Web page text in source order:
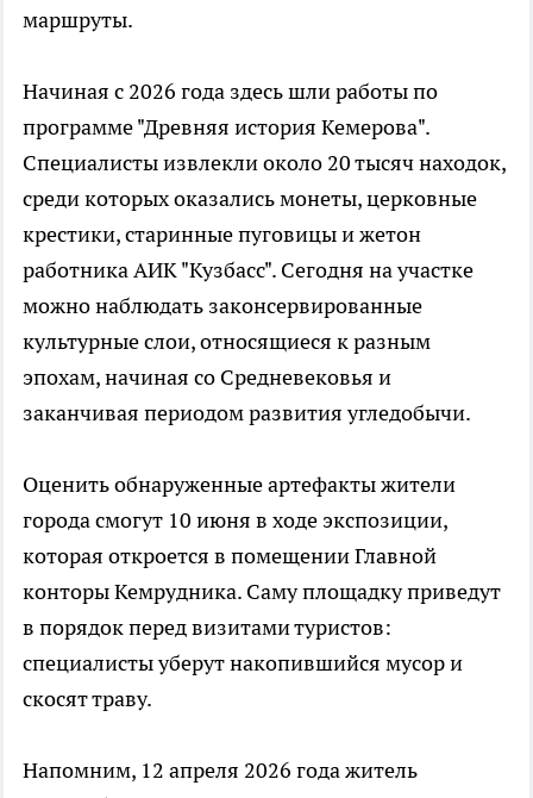
маршруты.
Начиная с 2026 года здесь шли работы по
программе "Древняя история Кемерова".
Специалисты извлекли около 20 тысяч находок,
среди которых оказались монеты, церковные
крестики, старинные пуговицы и жетон
работника АИК "Кузбасс". Сегодня на участке
можно наблюдать законсервированные
культурные слои, относящиеся к разным
эпохам, начиная со Средневековья и
заканчивая периодом развития угледобычи.
Оценить обнаруженные артефакты жители
города смогут 10 июня в ходе экспозиции,
которая откроется в помещении Главной
конторы Кемрудника. Саму площадку приведут
в порядок перед визитами туристов:
специалисты уберут накопившийся мусор и
скосят траву.
Напомним, 12 апреля 2026 года житель